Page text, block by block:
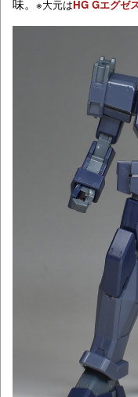
味。 ※大元はHG Gエグゼ